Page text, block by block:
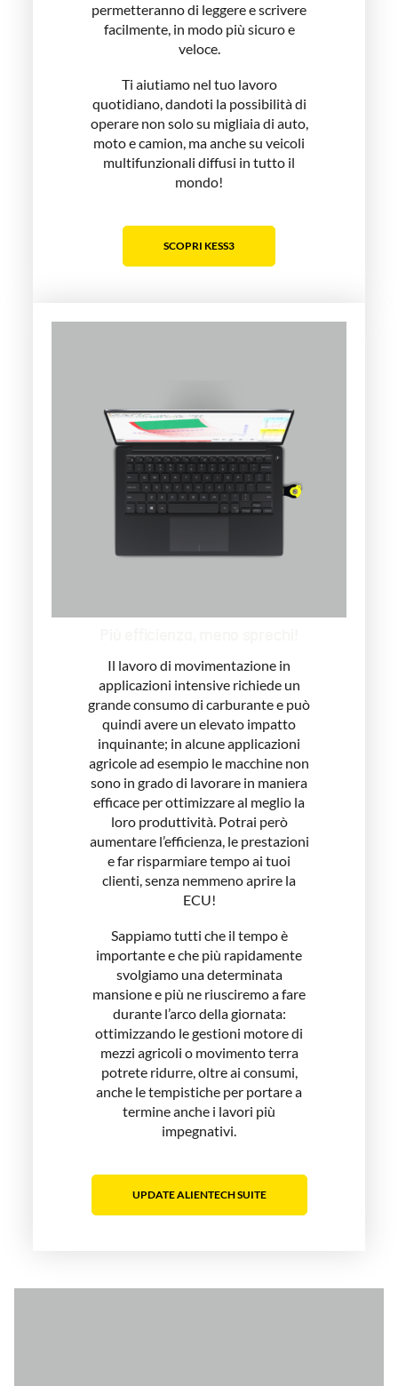
permetteranno di leggere e scrivere
facilmente, in modo più sicuro e
veloce.
Ti aiutiamo nel tuo lavoro
quotidiano, dandoti la possibilità di
operare non solo su migliaia di auto,
moto e camion, ma anche su veicoli
multifunzionali diffusi in tutto il
mondo!
SCOPRI KESS3
Il lavoro di movimentazione in
applicazioni intensive richiede un
grande consumo di carburante e può
quindi avere un elevato impatto
inquinante; in alcune applicazioni
agricole ad esempio le macchine non
sono in grado di lavorare in maniera
efficace per ottimizzare al meglio la
loro produttività. Potrai però
aumentare l’efficienza, le prestazioni
e far risparmiare tempo ai tuoi
clienti, senza nemmeno aprire la
ECU!
Sappiamo tutti che il tempo è
importante e che più rapidamente
svolgiamo una determinata
mansione e più ne riusciremo a fare
durante l’arco della giornata:
ottimizzando le gestioni motore di
mezzi agricoli o movimento terra
potrete ridurre, oltre ai consumi,
anche le tempistiche per portare a
termine anche i lavori più
impegnativi.
UPDATE ALIENTECH SUITE